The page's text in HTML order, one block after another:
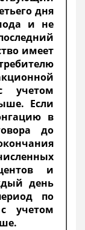
дня
и не
имеет
учетом
Если
в
до
и
день
по
учетом